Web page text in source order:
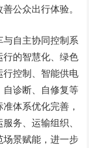
公众出行体验。
与自主协同控制系
的智慧化、绿色
控制、智能供电
诊断、自修复等
体系优化完善，
务、运输组织、
景赋能，进一步